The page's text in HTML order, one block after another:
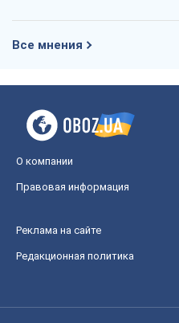
Все мнения
О компании
Правовая информация
Реклама на сайте
Редакционная политика